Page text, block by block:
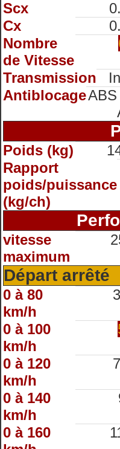
Scx
Cx
Nombre
de Vitesse
Transmission
Antiblocage
Poids (kg)
Rapport
poids/puissance
(kg/ch)
vitesse
maximum
Départ arrêté
0 à 80
km/h
0 à 100
km/h
0 à 120
km/h
0 à 140
km/h
0 à 160